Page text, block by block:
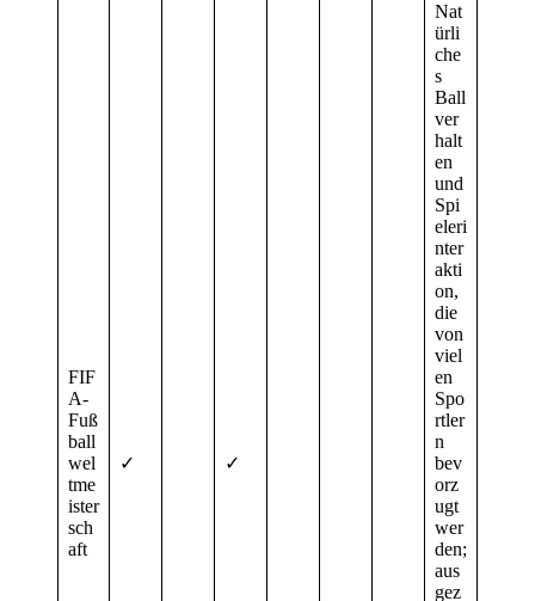
FIF
A-
Fuß
ball
wel
tme
ister
sch
aft
✓ ✓
Nat
ürli
che
s
Ball
ver
halt
en
und
Spi
eleri
nter
akti
on,
die
von
viel
en
Spo
rtler
n
bev
orz
ugt
wer
den;
aus
gez